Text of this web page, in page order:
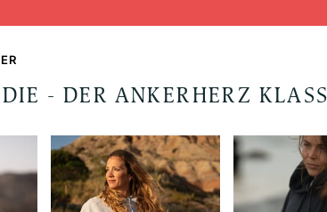
- DER ANKERHERZ